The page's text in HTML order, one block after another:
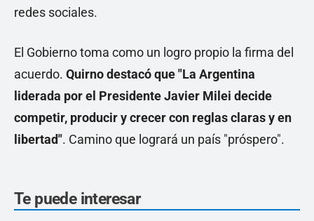
redes sociales.
El Gobierno toma como un logro propio la firma del
acuerdo. Quirno destacó que "La Argentina
liderada por el Presidente Javier Milei decide
competir, producir y crecer con reglas claras y en
libertad". Camino que logrará un país "próspero".
Te puede interesar